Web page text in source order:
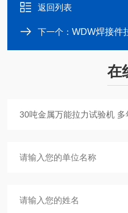
返回列表
下一个： WDW焊接件
在